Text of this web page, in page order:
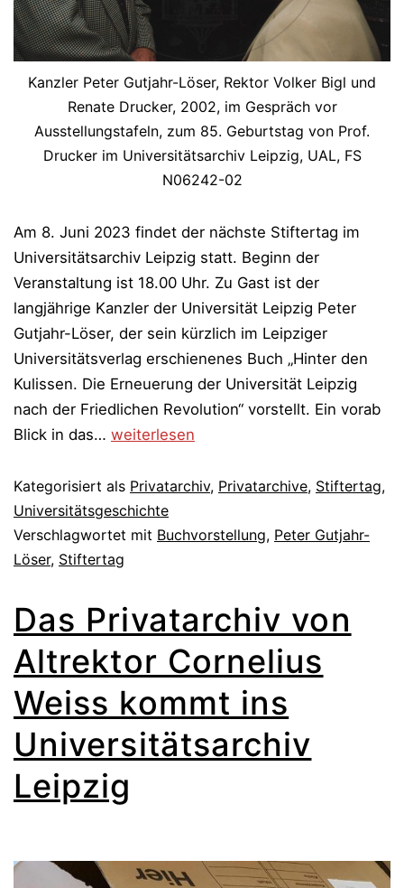
Kanzler Peter Gutjahr-Löser, Rektor Volker Bigl und
Renate Drucker, 2002, im Gespräch vor
Ausstellungstafeln, zum 85. Geburtstag von Prof.
Drucker im Universitätsarchiv Leipzig, UAL, FS
N06242-02
Am 8. Juni 2023 findet der nächste Stiftertag im
Universitätsarchiv Leipzig statt. Beginn der
Veranstaltung ist 18.00 Uhr. Zu Gast ist der
langjährige Kanzler der Universität Leipzig Peter
Gutjahr-Löser, der sein kürzlich im Leipziger
Universitätsverlag erschienenes Buch „Hinter den
Kulissen. Die Erneuerung der Universität Leipzig
nach der Friedlichen Revolution“ vorstellt. Ein vorab
Blick in das… Stiftertag
8.
Juni
2023
weiterlesen
Kategorisiert als Privatarchiv, Privatarchive, Stiftertag,
Universitätsgeschichte
Verschlagwortet mit Buchvorstellung, Peter Gutjahr-
Löser, Stiftertag
Das Privatarchiv von
Altrektor Cornelius
Weiss kommt ins
Universitätsarchiv
Leipzig